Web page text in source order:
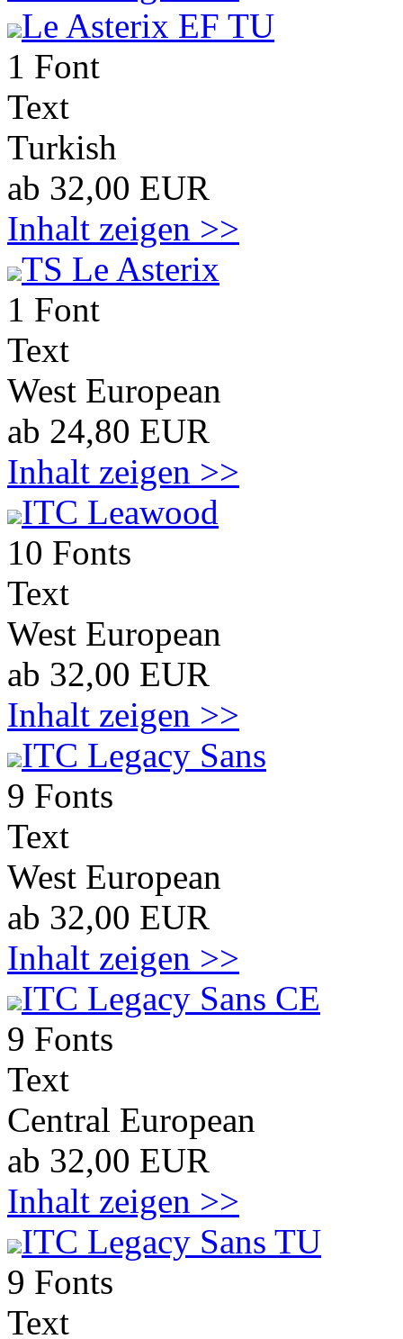
Le Asterix EF TU
1 Font
Text
Turkish
ab 32,00 EUR
Inhalt zeigen >>
TS Le Asterix
1 Font
Text
West European
ab 24,80 EUR
Inhalt zeigen >>
ITC Leawood
10 Fonts
Text
West European
ab 32,00 EUR
Inhalt zeigen >>
ITC Legacy Sans
9 Fonts
Text
West European
ab 32,00 EUR
Inhalt zeigen >>
ITC Legacy Sans CE
9 Fonts
Text
Central European
ab 32,00 EUR
Inhalt zeigen >>
ITC Legacy Sans TU
9 Fonts
Text